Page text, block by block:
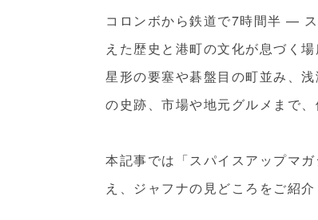
コロンボから鉄道で7時間半 —
えた歴史と港町の文化が息づく場
星形の要塞や碁盤目の町並み、
の史跡、市場や地元グルメまで
本記事では「スパイスアップマ
え、ジャフナの見どころをご紹介